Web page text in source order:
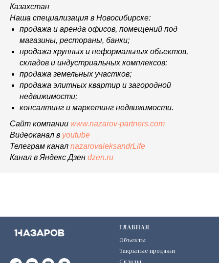
Казахстан
Наша специализация в Новосибирске:
продажа и аренда офисов, помещений под
магазины, рестораны, банки;
продажа крупных и неформальных объектов,
складов и индустриальных комплексов;
продажа земельных участков;
продажа элитных квартир и загородной
недвижимости;
консалтинг и маркетинг недвижимости.
Сайт компании www.nazarov-partners.com
Видеоканал в youtube
Телеграм канал nazarovaleksandrLife
Канал в Яндекс Дзен dzen.ru
ГЛАВНАЯ
Объекты
Закрытые продажи
Склады